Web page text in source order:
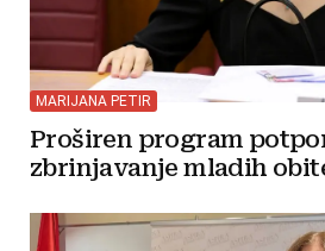
MARIJANA PETIR
Proširen program
zbrinjavanje mladih